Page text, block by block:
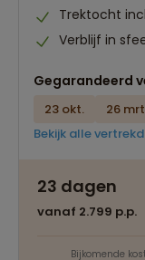
Trektocht
Verblijf in
Gegarandeerd
23 okt. 26
Bekijk alle
23 dagen
vanaf 2.799 p.p.
Bijkomende